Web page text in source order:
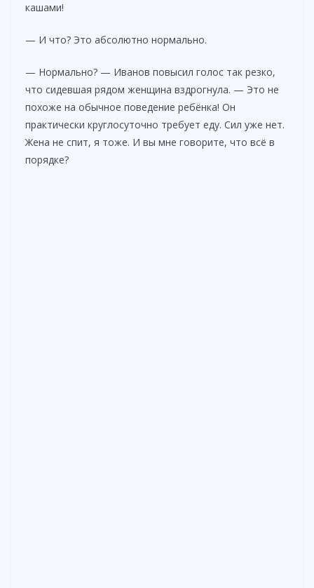
кашами!
— И что? Это абсолютно нормально.
— Нормально? — Иванов повысил голос так резко,
что сидевшая рядом женщина вздрогнула. — Это не
похоже на обычное поведение ребёнка! Он
практически круглосуточно требует еду. Сил уже нет.
Жена не спит, я тоже. И вы мне говорите, что всё в
порядке?